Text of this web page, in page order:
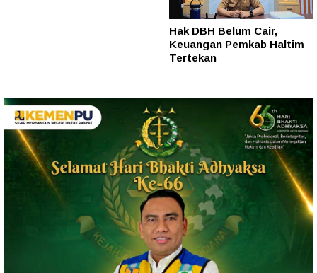
Hak DBH Belum Cair,
Keuangan Pemkab Haltim
Tertekan